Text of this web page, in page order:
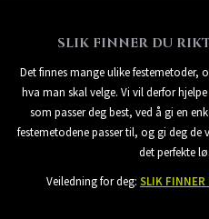
SLIK FINNER DU
Det finnes mange ulike festemetoder,
hva man skal velge. Vi vil derfor
som passer deg best, ved å gi en
festemetodene passer til, og gi deg de
det perfekte
Veiledning for deg: SLIK